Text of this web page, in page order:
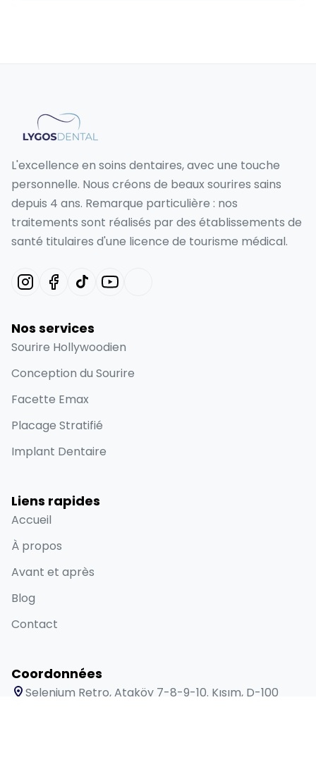
L'excellence en soins dentaires, avec une touche
personnelle. Nous créons de beaux sourires sains
depuis 4 ans. Remarque particulière : nos
traitements sont réalisés par des établissements de
santé titulaires d'une licence de tourisme médical.
Nos services
Sourire Hollywoodien
Conception du Sourire
Facette Emax
Placage Stratifié
Implant Dentaire
Liens rapides
Accueil
À propos
Avant et après
Blog
Contact
Coordonnées
Selenium Retro, Ataköy 7-8-9-10. Kısım, D-100